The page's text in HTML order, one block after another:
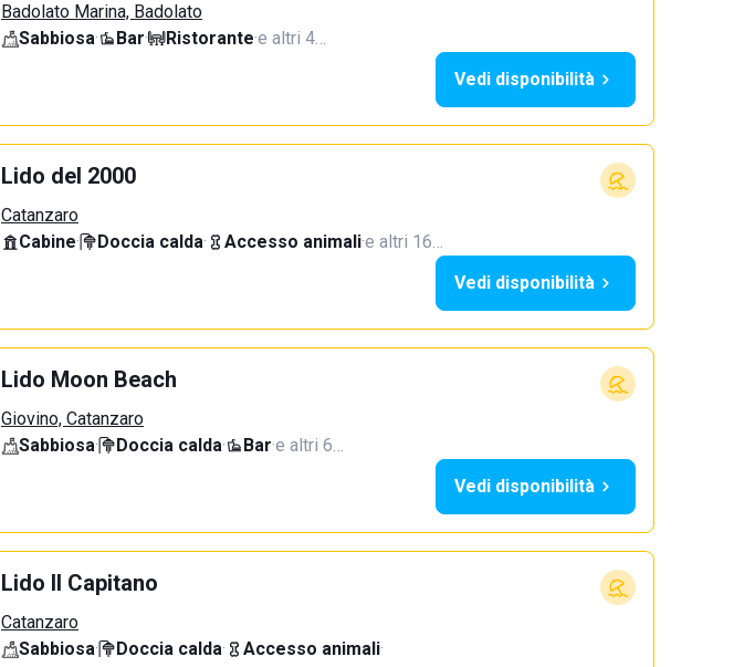
Badolato Marina, Badolato
Sabbiosa· Bar· Ristorante·e altri 4…
Vedi disponibilità
Lido del 2000
Catanzaro
Cabine· Doccia calda· Accesso animali·e altri 16…
Vedi disponibilità
Lido Moon Beach
Giovino, Catanzaro
Sabbiosa· Doccia calda· Bar·e altri 6…
Vedi disponibilità
Lido Il Capitano
Catanzaro
Sabbiosa· Doccia calda· Accesso animali·